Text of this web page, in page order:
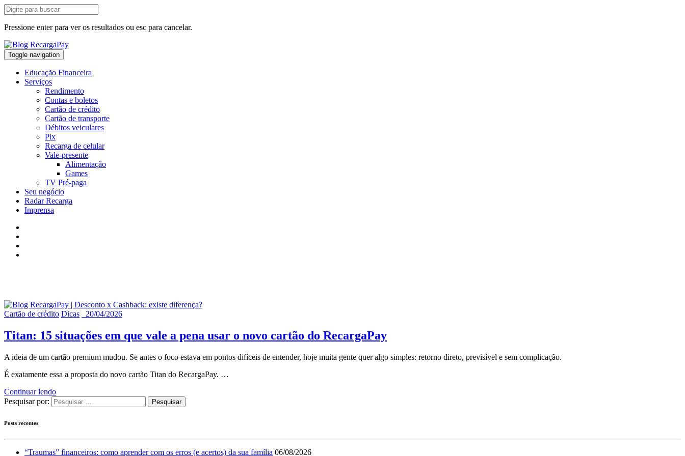
Pressione enter para ver os resultados ou esc para cancelar.
Toggle navigation
Educação Financeira
Serviços
Rendimento
Contas e boletos
Cartão de crédito
Cartão de transporte
Débitos veiculares
Pix
Recarga de celular
Vale-presente
Alimentação
Games
TV Pré-paga
Seu negócio
Radar Recarga
Imprensa
Cartão de crédito Dicas 20/04/2026
Titan: 15 situações em que vale a pena usar o novo cartão do RecargaPay
A ideia de um cartão premium mudou. Se antes o foco estava em pontos difíceis de entender, hoje muita gente quer algo simples: retorno direto, previsível e sem complicação.
É exatamente essa a proposta do novo cartão Titan do RecargaPay. …
Continuar lendo
Pesquisar por:
Posts recentes
“Traumas” financeiros: como aprender com os erros (e acertos) da sua família 06/08/2026